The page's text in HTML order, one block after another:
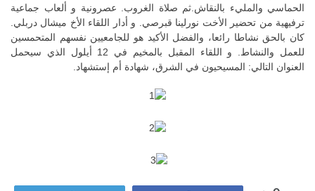
الحماسي والمليء بالنقاش.ثم صلاة الغروب. عصرونية و ألعاب جماعية
ترفيهية من تحضير الأخت نورلينا قبرصي. و أدار اللقاء الأخ ميشال دربلي.
كان بالحق نشاطا رائعا، والفضل الأكيد هو للجامعيين نفسهم المتحمسين
للعمل والنشاط. و اللقاء المقبل بالمخيم في 12 أيلول الذي سيحمل
العنوان التالي: المسيحيون في الشرق، شهادة أم إستشهاد.